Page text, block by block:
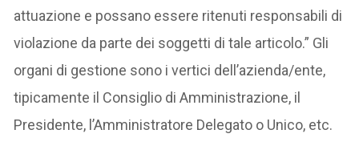
attuazione e possano essere ritenuti responsabili di
violazione da parte dei soggetti di tale articolo.” Gli
organi di gestione sono i vertici dell’azienda/ente,
tipicamente il Consiglio di Amministrazione, il
Presidente, l’Amministratore Delegato o Unico, etc.